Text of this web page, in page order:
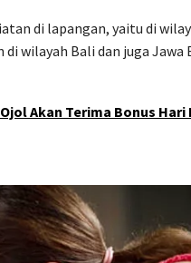
di lapangan, yaitu di
wilayah Bali dan juga Jawa
Akan Terima Bonus Hari